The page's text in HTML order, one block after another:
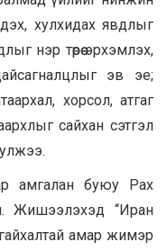
хулхидах явдлыг
нэр төрөө эрхэмлэх,
эв эе;
хорсол, атгаг
сайхан сэтгэл
амгалан буюу Pax
Жишээлэхэд “Иран
амар жимэр